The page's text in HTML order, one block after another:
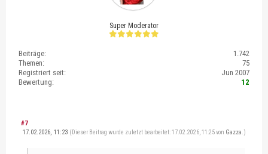
Super Moderator
Beiträge:
1.742
Themen:
75
Registriert seit:
Jun 2007
Bewertung:
12
#7
17.02.2026, 11:23 (Dieser Beitrag wurde zuletzt bearbeitet: 17.02.2026, 11:25 von Gazza .)